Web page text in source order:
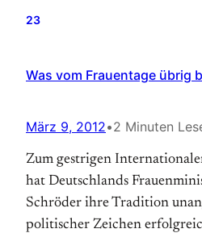
23
Was vom Frauentage übrig
März 9, 2012•2 Minuten
Zum gestrigen
hat Deutschlands­
Schröder ihre Tradition
politischer Zeichen